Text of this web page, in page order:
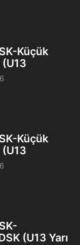
Küçük
(U13
Küçük
(U13
(U13 Yarı